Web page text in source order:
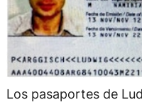
Los pasaportes de